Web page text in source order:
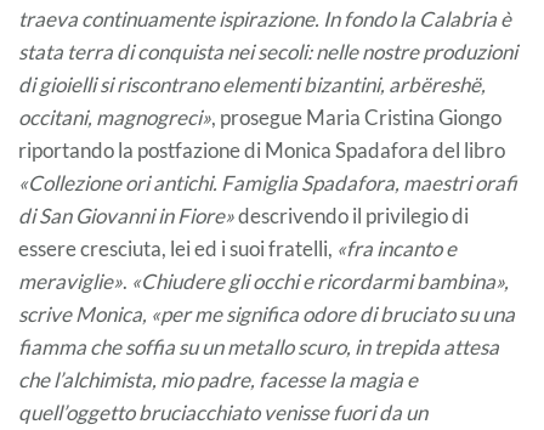
traeva continuamente ispirazione. In fondo la Calabria è
stata terra di conquista nei secoli: nelle nostre produzioni
di gioielli si riscontrano elementi bizantini, arbëreshë,
occitani, magnogreci», prosegue Maria Cristina Giongo
riportando la postfazione di Monica Spadafora del libro
«Collezione ori antichi. Famiglia Spadafora, maestri orafi
di San Giovanni in Fiore»descrivendo il privilegio di
essere cresciuta, lei ed i suoi fratelli, «fra incanto e
meraviglie». «Chiudere gli occhi e ricordarmi bambina»,
scrive Monica, «per me significa odore di bruciato su una
fiamma che soffia su un metallo scuro, in trepida attesa
che l’alchimista, mio padre, facesse la magia e
quell’oggetto bruciacchiato venisse fuori da un